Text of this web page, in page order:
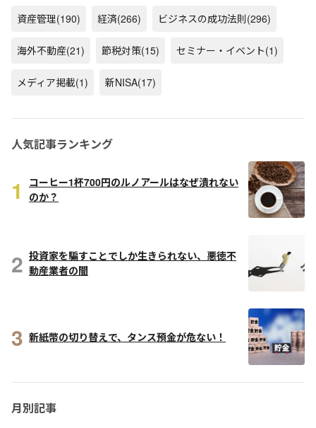
資産管理(190) 経済(266) ビジネスの成功法則(296)
海外不動産(21) 節税対策(15) セミナー・イベント(1)
メディア掲載(1) 新NISA(17)
人気記事ランキング
1
コーヒー1杯700円のルノアールはなぜ潰れない
のか？
2 投資家を騙すことでしか生きられない、悪徳不
動産業者の闇
3 新紙幣の切り替えで、タンス預金が危ない！
月別記事